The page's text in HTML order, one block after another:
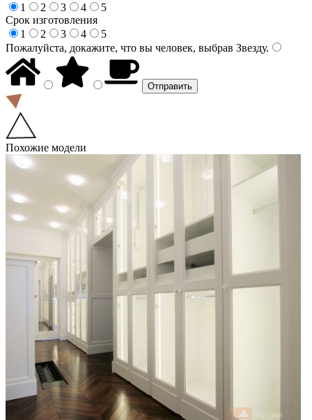
1
2 3 4
5
Срок изготовления
1
2 3 4
5
Пожалуйста, докажите, что вы человек, выбрав Звезду.
Похожие модели